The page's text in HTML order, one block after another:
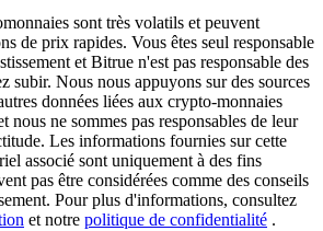
Exclusive 10% APR
| Daily Rewards
Fest
Win 200,000 USDT
sont très volatils et peuvent
de prix rapides. Vous êtes seul responsable
et Bitrue n'est pas responsable des
subir. Nous nous appuyons sur des sources
données liées aux crypto-monnaies
nous ne sommes pas responsables de leur
Les informations fournies sur cette
associé sont uniquement à des fins
pas être considérées comme des conseils
Pour plus d'informations, consultez
et notre politique de confidentialité .